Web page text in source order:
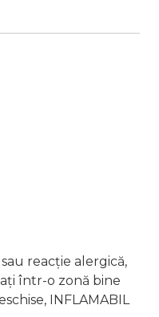
reacție alergică,
într-o zonă bine
INFLAMABIL